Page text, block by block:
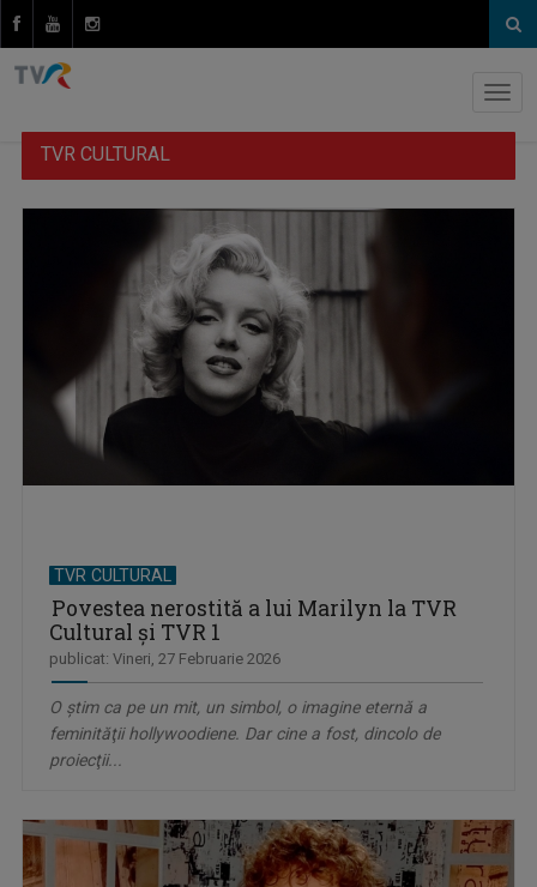
TVR CULTURAL
TVR CULTURAL
Povestea nerostită a lui Marilyn la TVR
Cultural şi TVR 1
publicat: Vineri, 27 Februarie 2026
O ştim ca pe un mit, un simbol, o imagine eternă a
feminităţii hollywoodiene. Dar cine a fost, dincolo de
proiecţii...